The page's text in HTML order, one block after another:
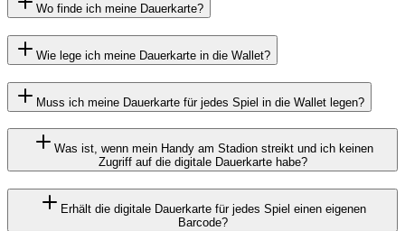
Wo finde ich meine Dauerkarte?
Wie lege ich meine Dauerkarte in die Wallet?
Muss ich meine Dauerkarte für jedes Spiel in die Wallet legen?
Was ist, wenn mein Handy am Stadion streikt und ich keinen
Zugriff auf die digitale Dauerkarte habe?
Erhält die digitale Dauerkarte für jedes Spiel einen eigenen
Barcode?